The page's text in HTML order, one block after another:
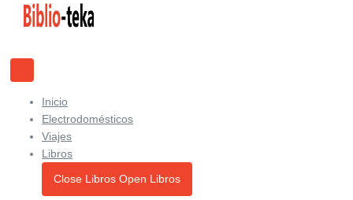
Inicio
Electrodomésticos
Viajes
Libros
Close Libros Open Libros